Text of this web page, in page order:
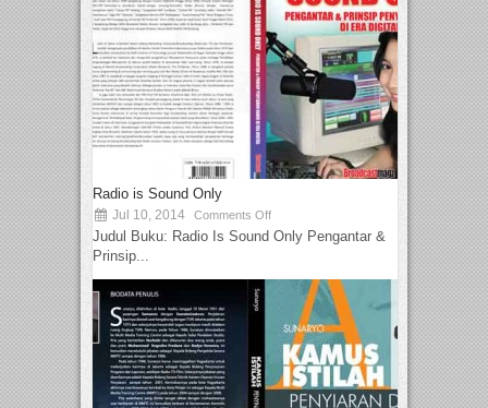
Radio is Sound Only
Jul 10, 2014 Comments Off
Judul Buku: Radio Is Sound Only Pengantar &
Prinsip...